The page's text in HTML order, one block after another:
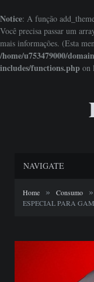
Notice: A função
Você precisa passar um
mais informações. (Esta
/home/u753479000/
includes/functions.php on
NAVIGATE
Home » Consumo »
ESPECIAL PARA